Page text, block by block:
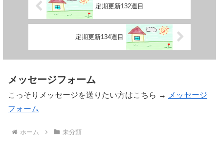
定期更新132週目
定期更新134週目
メッセージフォーム
こっそりメッセージを送りたい方はこちら →
メッセージ
フォーム
ホーム 未分類